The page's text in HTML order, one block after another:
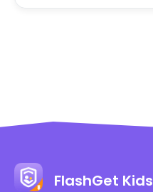
FlashGet Kids